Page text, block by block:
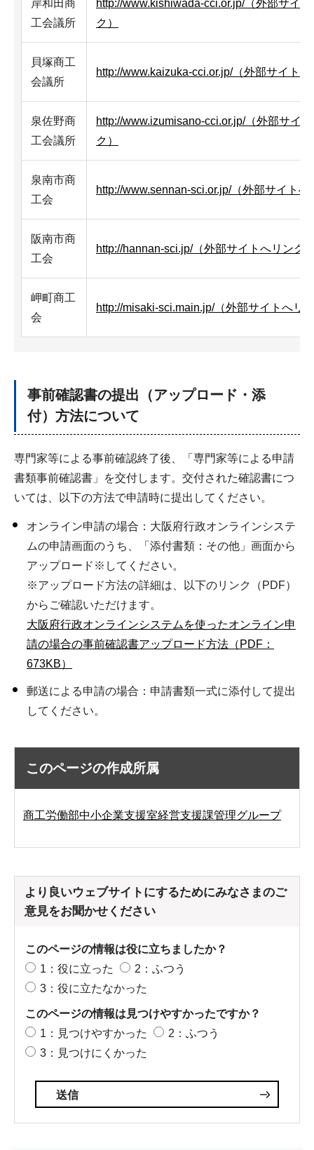
岸和田商
工会議所
http://www.kishiwada-cci.or.jp/（外部サイ
ク）
貝塚商工
会議所
http://www.kaizuka-cci.or.jp/（外部サイト
泉佐野商
工会議所
http://www.izumisano-cci.or.jp/（外部サイ
ク）
泉南市商
工会
http://www.sennan-sci.or.jp/（外部サイトへ
阪南市商
工会
http://hannan-sci.jp/（外部サイトへリンク
岬町商工
会
http://misaki-sci.main.jp/（外部サイトへリ
事前確認書の提出（アップロード・添
付）方法について
専門家等による事前確認終了後、「専門家等による申請
書類事前確認書」を交付します。交付された確認書につ
いては、以下の方法で申請時に提出してください。
オンライン申請の場合：大阪府行政オンラインシステ
ムの申請画面のうち、「添付書類：その他」画面から
アップロード※してください。
※アップロード方法の詳細は、以下のリンク（PDF）
からご確認いただけます。
大阪府行政オンラインシステムを使ったオンライン申
請の場合の事前確認書アップロード方法（PDF：
673KB）
郵送による申請の場合：申請書類一式に添付して提出
してください。
このページの作成所属
商工労働部中小企業支援室経営支援課管理グループ
より良いウェブサイトにするためにみなさまのご
意見をお聞かせください
このページの情報は役に立ちましたか？
1：役に立った
2：ふつう
3：役に立たなかった
このページの情報は見つけやすかったですか？
1：見つけやすかった
2：ふつう
3：見つけにくかった